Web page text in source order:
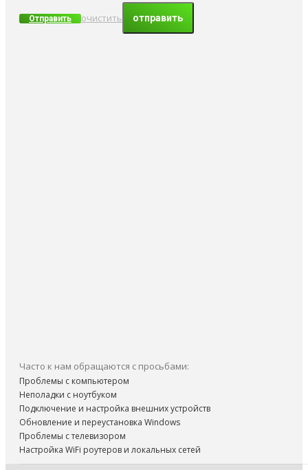
Отправить очистить
Часто к нам обращаются с просьбами:
Проблемы с компьютером
Неполадки с ноутбуком
Подключение и настройка внешних устройств
Обновление и переустановка Windows
Проблемы с телевизором
Настройка WiFi роутеров и локальных сетей